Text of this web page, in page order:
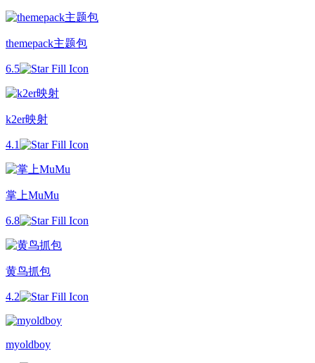
themepack主题包
6.5
k2er映射
4.1
掌上MuMu
6.8
黄鸟抓包
4.2
myoldboy